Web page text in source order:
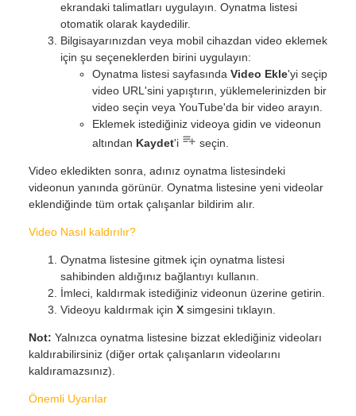
ekrandaki talimatları uygulayın. Oynatma listesi
otomatik olarak kaydedilir.
Bilgisayarınızdan veya mobil cihazdan video eklemek
için şu seçeneklerden birini uygulayın:
Oynatma listesi sayfasında Video Ekle'yi seçip
video URL'sini yapıştırın, yüklemelerinizden bir
video seçin veya YouTube'da bir video arayın.
Eklemek istediğiniz videoya gidin ve videonun
altından Kaydet'i seçin.
Video ekledikten sonra, adınız oynatma listesindeki
videonun yanında görünür. Oynatma listesine yeni videolar
eklendiğinde tüm ortak çalışanlar bildirim alır.
Video Nasıl kaldırılır?
Oynatma listesine gitmek için oynatma listesi
sahibinden aldığınız bağlantıyı kullanın.
İmleci, kaldırmak istediğiniz videonun üzerine getirin.
Videoyu kaldırmak için Xsimgesini tıklayın.
Not: Yalnızca oynatma listesine bizzat eklediğiniz videoları
kaldırabilirsiniz (diğer ortak çalışanların videolarını
kaldıramazsınız).
Önemli Uyarılar